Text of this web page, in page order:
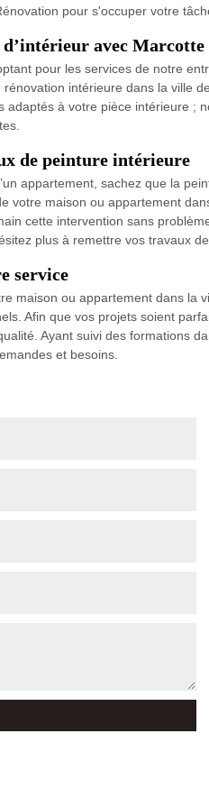
pour s'occuper votre
avec Marcotte
pour les services de notre
intérieure dans la ville
adaptés à votre pièce intérieure
de peinture intérieure
appartement, sachez que la
votre maison ou appartement
cette intervention sans
plus à remettre vos travaux
service
maison ou appartement dans
Afin que vos projets soient
Ayant suivi des formations
et besoins.